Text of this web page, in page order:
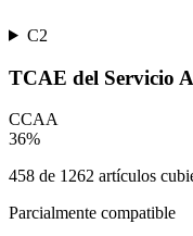
C2
TCAE del Servicio
CCAA
36%
458 de 1262 artículos
Parcialmente compatible